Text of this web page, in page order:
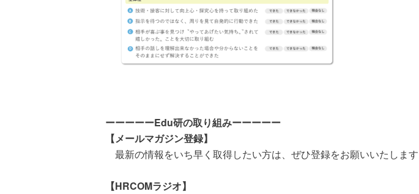
ーーーーーEdu研の取り組みーーーーー
【メールマガジン登録】
最新の情報をいち早く取得したい方は、ぜひ登録をお願いいたしま
【HRCOMラジオ】